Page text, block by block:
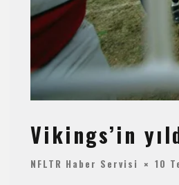
Vikings’in
NFLTR Haber Servisi 10